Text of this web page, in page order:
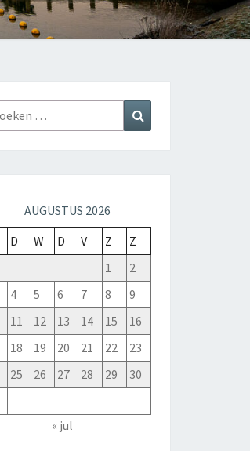
AUGUSTUS 2026
D W D V Z
Z
1
2
4 5 6 7 8
9
11 12 13 14 15
16
18 19 20 21 22
23
25 26 27 28 29
30
« jul